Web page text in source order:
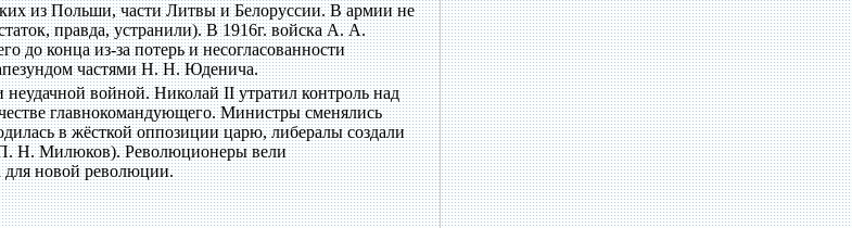
из Польши, части Литвы и Белоруссии. В армии не
правда, устранили). В 1916г. войска А. А.
до конца из-за потерь и несогласованности
частями Н. Н. Юденича.
войной. Николай II утратил контроль над
главнокомандующего. Министры сменялись
в жёсткой оппозиции царю, либералы создали
П. Н. Милюков). Революционеры вели
для новой революции.